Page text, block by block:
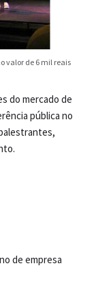
valor de 6 mil reais
do mercado de
pública no
de empresa